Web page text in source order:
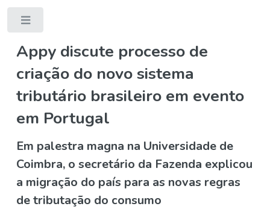
Appy discute processo de
criação do novo sistema
tributário brasileiro em evento
em Portugal
Em palestra magna na Universidade de
Coimbra, o secretário da Fazenda explicou
a migração do país para as novas regras
de tributação do consumo